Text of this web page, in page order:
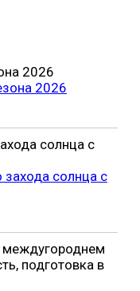
2026
солнца с
междугороднем
подготовка в